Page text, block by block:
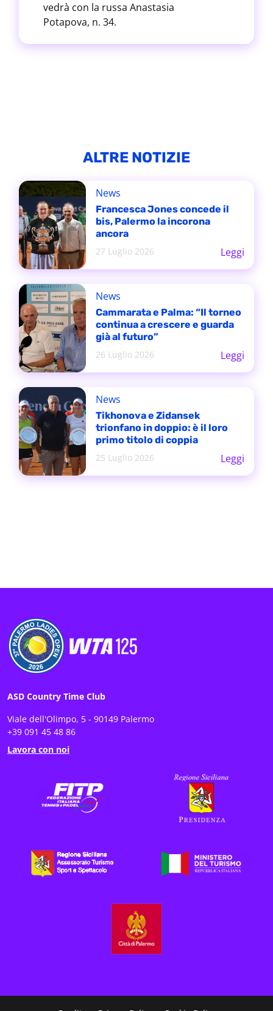
vedrà con la russa Anastasia
Potapova, n. 34.
ALTRE NOTIZIE
News
Francesca Jones concede il
bis, Palermo la incorona
ancora
27 Luglio 2026
Leggi
News
Cammarata e Palma: “Il torneo
continua a crescere e guarda
già al futuro”
26 Luglio 2026
Leggi
News
Tikhonova e Zidansek
trionfano in doppio: è il loro
primo titolo di coppia
25 Luglio 2026
Leggi
ASD Country Time Club
Viale dell'Olimpo, 5 - 90149 Palermo
+39 091 45 48 86
Lavora con noi